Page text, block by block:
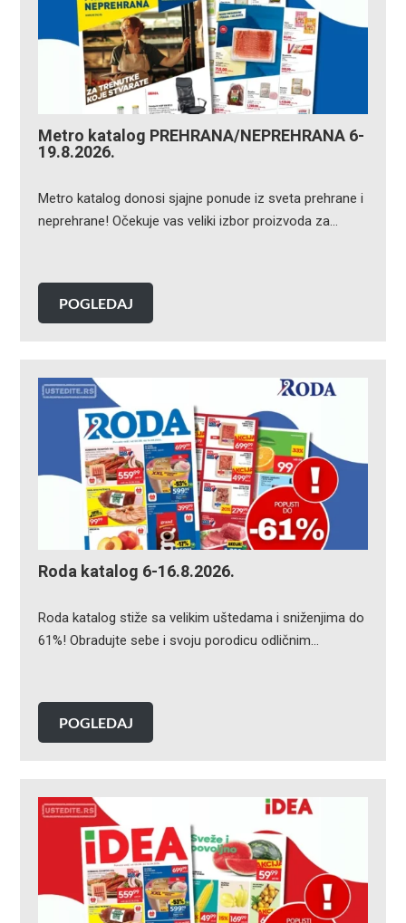
Metro katalog PREHRANA/NEPREHRANA 6-
19.8.2026.
Metro katalog donosi sjajne ponude iz sveta prehrane i
neprehrane! Očekuje vas veliki izbor proizvoda za…
POGLEDAJ
Roda katalog 6-16.8.2026.
Roda katalog stiže sa velikim uštedama i sniženjima do
61%! Obradujte sebe i svoju porodicu odličnim…
POGLEDAJ